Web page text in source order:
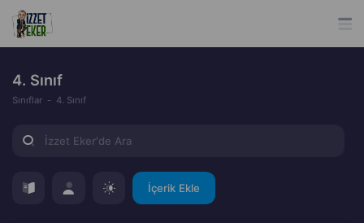
4. Sınıf
Sınıflar 4. Sınıf
İçerik Ekle